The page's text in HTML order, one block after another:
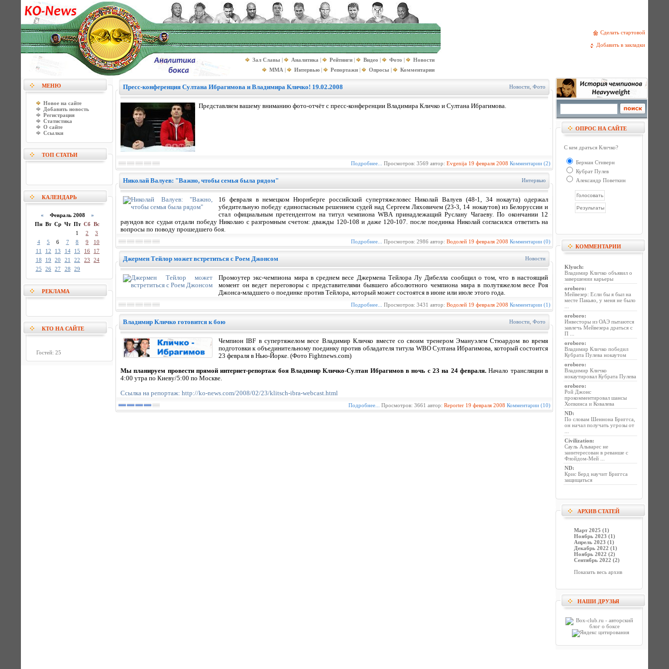
Сделать стартовой
Добавить в закладки
Зал Славы | Аналитика | Рейтинги | Видео | Фото |
Новости
MMA | Интервью | Репортажи | Опросы | Комментарии
МЕНЮ
Новое на сайте
Добавить новость
Регистрация
Статистика
О сайте
Ссылки
ТОП СТАТЬИ
КАЛЕНДАРЬ
« Февраль 2008 »
Пн Вт Ср Чт Пт Сб Вс
1
2
3
4
5 6 7 8 9
10
11
12 13 14 15 16
17
18
19 20 21 22 23
24
25
26 27 28 29
РЕКЛАМА
КТО НА САЙТЕ
Гостей: 25
Пресс-конференция Султана Ибрагимова и Владимира Кличко! 19.02.2008 Новости Фото
Представляем вашему вниманию фото-отчёт с пресс-конференции Владимира Кличко и Султана Ибрагимова.
Подробнее... Просмотров: 3569 автор: Evgenija 19 февраля 2008 Комментарии (2)
Николай Валуев: "Важно, чтобы семья была рядом" Интервью
16 февраля в немецком Нюрнберге российский супертяжеловес Николай Валуев (48-1, 34 нокаута) одержал
убедительную победу единогласным решением судей над Сергеем Ляховичем (23-3, 14 нокаутов) из Белоруссии и
стал официальным претендентом на титул чемпиона WBA принадлежащий Руслану Чагаеву. По окончании 12
раундов все судьи отдали победу Николаю с разгромным счетом: дважды 120-108 и даже 120-107. после поединка Николай согласился ответить на
вопросы по поводу прошедшего боя.
Подробнее... Просмотров: 2986 автор: Водолей 19 февраля 2008 Комментарии (0)
Джермен Тейлор может встретиться с Роем Джонсом Новости
Промоутер экс-чемпиона мира в среднем весе Джермена Тейлора Лу Дибелла сообщил о том, что в настоящий
момент он ведет переговоры с представителями бывшего абсолютного чемпиона мира в полутяжелом весе Роя
Джонса-младшего о поединке против Тейлора, который может состоятся в июне или июле этого года.
Подробнее... Просмотров: 3431 автор: Водолей 19 февраля 2008 Комментарии (1)
Владимир Кличко готовится к бою Новости Фото
Чемпион IBF в супертяжелом весе Владимир Кличко вместе со своим тренером Эмануэлем Стюардом во время
подготовки к объединительному поединку против обладателя титула WBO Султана Ибрагимова, который состоится
23 февраля в Нью-Йорке. (Фото Fightnews.com)
Мы планируем провести прямой интернет-репортаж боя Владимир Кличко-Султан Ибрагимов в ночь с 23 на 24 февраля. Начало трансляции в
4:00 утра по Киеву/5:00 по Москве.
Ссылка на репортаж: http://ko-news.com/2008/02/23/klitsch-ibra-webcast.html
Подробнее... Просмотров: 3661 автор: Reporter 19 февраля 2008 Комментарии (10)
ОПРОС НА САЙТЕ
С кем драться Кличко?
Берман Стиверн
Кубрат Пулев
Александр Поветкин
КОММЕНТАРИИ
Klyuch:
Владимир Кличко объявил о
завершении карьеры
oroboro:
Мейвезер: Если бы я был на
месте Пакьяо, у меня не было
oroboro:
Инвесторы из ОАЭ пытаются
завлечь Мейвезера драться с
П ...
oroboro:
Владимир Кличко победил
Кубрата Пулева нокаутом
oroboro:
Владимир Кличко
нокаутировал Кубрата Пулева
oroboro:
Рой Джонс
прокомментировал шансы
Хопкинса и Ковалева
ND:
По словам Шеннона Бриггса,
он начал получать угрозы от
Civilization:
Сауль Альварес не
заинтересован в реванше с
Флойдом-Мей ...
ND:
Крис Берд научит Бриггса
защищаться
АРХИВ СТАТЕЙ
Март 2025 (1)
Ноябрь 2023 (1)
Апрель 2023 (1)
Декабрь 2022 (1)
Ноябрь 2022 (2)
Сентябрь 2022 (2)
Показать весь архив
НАШИ ДРУЗЬЯ